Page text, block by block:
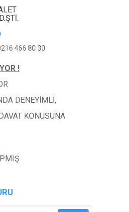
466 80 30
!
DENEYİMLİ,
KONUSUNA